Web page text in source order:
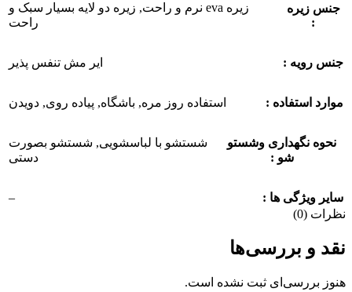
جنس زیره
:
زیره eva نرم و راحت , زیره دو لایه بسیار سبک و
راحت
جنس رویه : ایر مش تنفس پذیر
موارد استفاده : استفاده روز مره, باشگاه, پیاده روی, دویدن
نحوه نگهداری وشستو
شو :
شستشو با لباسشویی, شستشو بصورت
دستی
سایر ویژگی ها :
–
نظرات (0)
نقد و بررسی‌ها
هنوز بررسی‌ای ثبت نشده است.